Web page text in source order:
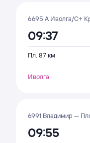
6695 А Иволга/С+
09:37
Пл. 87 км
Иволга
6991 Владимир —
09:55